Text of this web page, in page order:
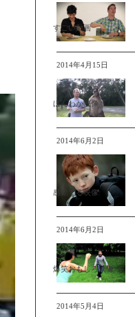
すごい動画
2014年4月15日
ほんわか映像
2014年6月2日
感動する映像
2014年6月2日
爆笑おもしろ映像
2014年5月4日